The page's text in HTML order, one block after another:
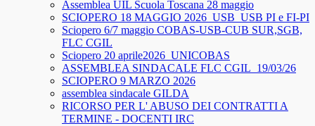
Assemblea UIL Scuola Toscana 28 maggio
SCIOPERO 18 MAGGIO 2026_USB_USB PI e FI-PI
Sciopero 6/7 maggio COBAS-USB-CUB SUR,SGB,
FLC CGIL
Sciopero 20 aprile2026_UNICOBAS
ASSEMBLEA SINDACALE FLC CGIL_19/03/26
SCIOPERO 9 MARZO 2026
assemblea sindacale GILDA
RICORSO PER L' ABUSO DEI CONTRATTI A
TERMINE - DOCENTI IRC